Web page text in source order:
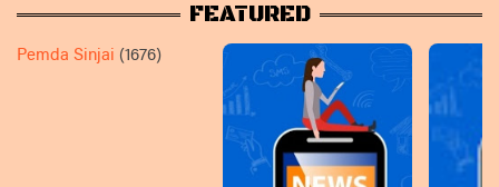
FEATURED
Pemda Sinjai (1676)